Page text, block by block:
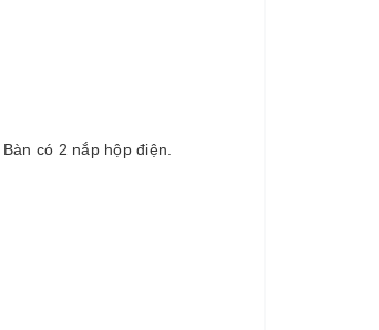
có 2 nắp hộp điện.